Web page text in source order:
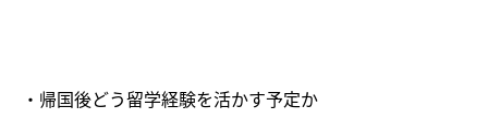
・帰国後どう留学経験を活かす予定か